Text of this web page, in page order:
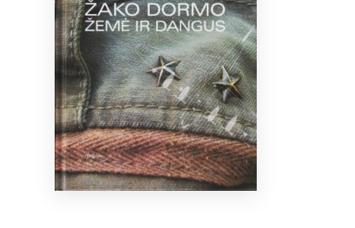
+370 667 80 541
info@elvislab.lt